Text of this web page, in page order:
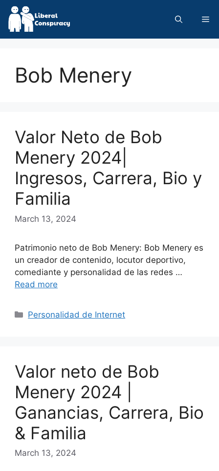
Skip
content
Bob Menery
Valor Neto de Bob
Menery 2024|
Ingresos, Carrera, Bio y
Familia
March 13, 2024
Patrimonio neto de Bob Menery: Bob Menery es
un creador de contenido, locutor deportivo,
comediante y personalidad de las redes …
Read more
Categories
Personalidad de Internet
Valor neto de Bob
Menery 2024 |
Ganancias, Carrera, Bio
& Familia
March 13, 2024